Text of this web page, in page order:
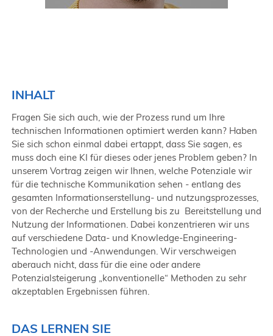
INHALT
Fragen Sie sich auch, wie der Prozess rund um Ihre
technischen Informationen optimiert werden kann? Haben
Sie sich schon einmal dabei ertappt, dass Sie sagen, es
muss doch eine KI für dieses oder jenes Problem geben? In
unserem Vortrag zeigen wir Ihnen, welche Potenziale wir
für die technische Kommunikation sehen - entlang des
gesamten Informationserstellung- und nutzungsprozesses,
von der Recherche und Erstellung bis zu Bereitstellung und
Nutzung der Informationen. Dabei konzentrieren wir uns
auf verschiedene Data- und Knowledge-Engineering-
Technologien und -Anwendungen. Wir verschweigen
aberauch nicht, dass für die eine oder andere
Potenzialsteigerung „konventionelle“ Methoden zu sehr
akzeptablen Ergebnissen führen.
DAS LERNEN SIE